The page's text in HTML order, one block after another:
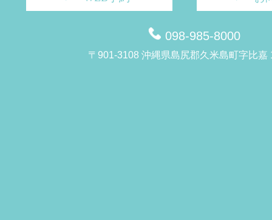
098-985-8000
〒901-3108 沖縄県島尻郡久米島町字比嘉